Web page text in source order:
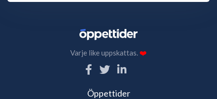
Varje like uppskattas.❤️
Öppettider